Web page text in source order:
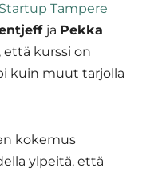
Startup Tampere
ja Pekka
että kurssi on
kuin muut tarjolla
kokemus
ylpeitä, että